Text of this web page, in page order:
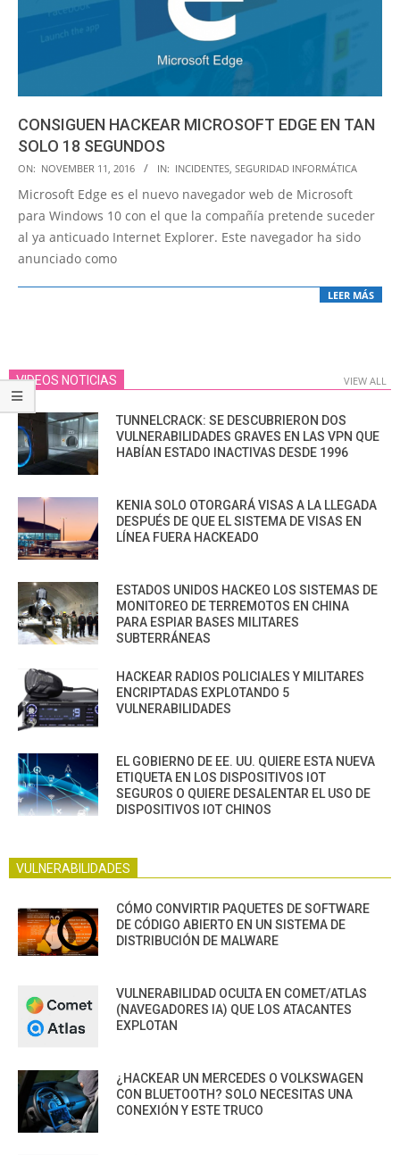
CONSIGUEN HACKEAR MICROSOFT EDGE EN TAN
SOLO 18 SEGUNDOS
2016-
11-
11
ON: NOVEMBER 11, 2016 IN: INCIDENTES SEGURIDAD INFORMÁTICA
Microsoft Edge es el nuevo navegador web de Microsoft
para Windows 10 con el que la compañía pretende suceder
al ya anticuado Internet Explorer. Este navegador ha sido
anunciado como
LEER MÁS
VIDEOS NOTICIAS VIEW ALL
TUNNELCRACK: SE DESCUBRIERON DOS
VULNERABILIDADES GRAVES EN LAS VPN QUE
HABÍAN ESTADO INACTIVAS DESDE 1996
KENIA SOLO OTORGARÁ VISAS A LA LLEGADA
DESPUÉS DE QUE EL SISTEMA DE VISAS EN
LÍNEA FUERA HACKEADO
ESTADOS UNIDOS HACKEO LOS SISTEMAS DE
MONITOREO DE TERREMOTOS EN CHINA
PARA ESPIAR BASES MILITARES
SUBTERRÁNEAS
HACKEAR RADIOS POLICIALES Y MILITARES
ENCRIPTADAS EXPLOTANDO 5
VULNERABILIDADES
EL GOBIERNO DE EE. UU. QUIERE ESTA NUEVA
ETIQUETA EN LOS DISPOSITIVOS IOT
SEGUROS O QUIERE DESALENTAR EL USO DE
DISPOSITIVOS IOT CHINOS
VULNERABILIDADES
CÓMO CONVIRTIR PAQUETES DE SOFTWARE
DE CÓDIGO ABIERTO EN UN SISTEMA DE
DISTRIBUCIÓN DE MALWARE
VULNERABILIDAD OCULTA EN COMET/ATLAS
(NAVEGADORES IA) QUE LOS ATACANTES
EXPLOTAN
¿HACKEAR UN MERCEDES O VOLKSWAGEN
CON BLUETOOTH? SOLO NECESITAS UNA
CONEXIÓN Y ESTE TRUCO